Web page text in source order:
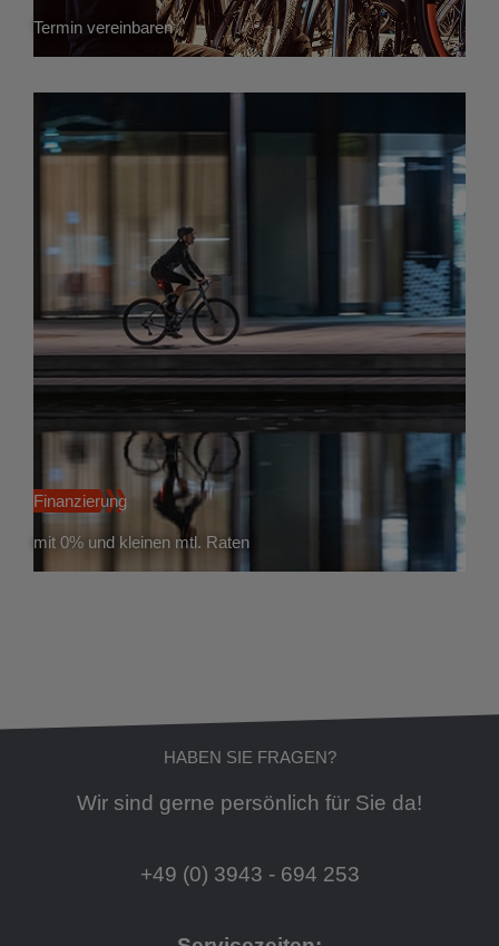
Termin vereinbaren
Finanzierung
mit 0% und kleinen mtl. Raten
HABEN SIE FRAGEN?
Wir sind gerne persönlich für Sie da!
+49 (0) 3943 - 694 253